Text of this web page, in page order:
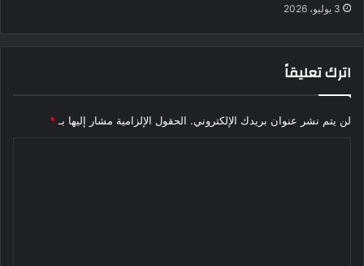
3 يوليو، 2026
اترك تعليقاً
لن يتم نشر عنوان بريدك الإلكتروني. الحقول الإلزامية مشار إليها بـ *